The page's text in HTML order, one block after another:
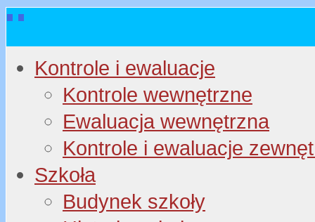
Kontrole i ewaluacje
Kontrole wewnętrzne
Ewaluacja wewnętrzna
Kontrole i ewaluacje
Szkoła
Budynek szkoły